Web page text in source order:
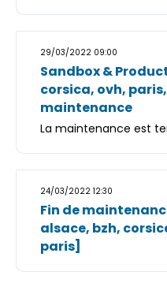
29/03/2022 09:00
Sandbox &
corsica, ovh,
maintenance
La maintenance est
24/03/2022 12:30
Fin de
alsace, bzh,
paris]